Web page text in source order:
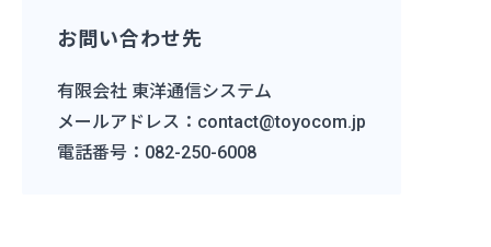
お問い合わせ先
有限会社 東洋通信システム
メールアドレス：contact@toyocom.jp
電話番号：082-250-6008